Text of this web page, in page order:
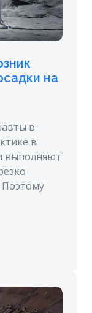
на
в
в
выполняют